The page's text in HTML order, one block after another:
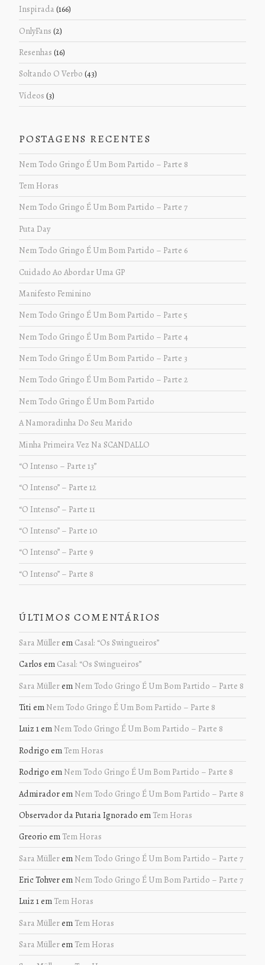
Inspirada (166)
OnlyFans (2)
Resenhas (16)
Soltando O Verbo (43)
Vídeos (3)
POSTAGENS RECENTES
Nem Todo Gringo É Um Bom Partido – Parte 8
Tem Horas
Nem Todo Gringo É Um Bom Partido – Parte 7
Puta Day
Nem Todo Gringo É Um Bom Partido – Parte 6
Cuidado Ao Abordar Uma GP
Manifesto Feminino
Nem Todo Gringo É Um Bom Partido – Parte 5
Nem Todo Gringo É Um Bom Partido – Parte 4
Nem Todo Gringo É Um Bom Partido – Parte 3
Nem Todo Gringo É Um Bom Partido – Parte 2
Nem Todo Gringo É Um Bom Partido
A Namoradinha Do Seu Marido
Minha Primeira Vez Na SCANDALLO
“O Intenso – Parte 13”
“O Intenso” – Parte 12
“O Intenso” – Parte 11
“O Intenso” – Parte 10
“O Intenso” – Parte 9
“O Intenso” – Parte 8
ÚLTIMOS COMENTÁRIOS
Sara Müllerem Casal: “Os Swingueiros”
Carlos em Casal: “Os Swingueiros”
Sara Müllerem Nem Todo Gringo É Um Bom Partido – Parte 8
Titi em Nem Todo Gringo É Um Bom Partido – Parte 8
Luiz 1em Nem Todo Gringo É Um Bom Partido – Parte 8
Rodrigo em Tem Horas
Rodrigo em Nem Todo Gringo É Um Bom Partido – Parte 8
Admiradorem Nem Todo Gringo É Um Bom Partido – Parte 8
Observador da Putaria Ignorado em Tem Horas
Greorio em Tem Horas
Sara Müllerem Nem Todo Gringo É Um Bom Partido – Parte 7
Eric Tohverem Nem Todo Gringo É Um Bom Partido – Parte 7
Luiz 1em Tem Horas
Sara Müllerem Tem Horas
Sara Müllerem Tem Horas